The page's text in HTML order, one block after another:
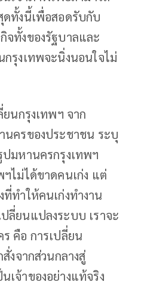
ดทั้งนี้เพื่อสอดรับกับ
จทั้งของรัฐบาลและ
รุงเทพจะนิ่งนอนใจไม่
ยนกรุงเทพฯ จาก
ครของประชาชน ระบุ
มหานครกรุงเทพฯ
ไม่ได้ขาดคนเก่ง แต่
ที่ทำให้คนเก่งทำงาน
ลี่ยนแปลงระบบ เราจะ
คือ การเปลี่ยน
งจากส่วนกลางสู่
จ้าของอย่างแท้จริง